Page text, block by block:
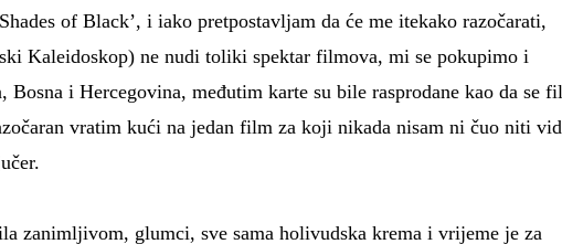
of Black’, i iako pretpostavljam da će me itekako razočarati,
Kaleidoskop) ne nudi toliki spektar filmova, mi se pokupimo i
Bosna i Hercegovina, međutim karte su bile rasprodane kao da se
vratim kući na jedan film za koji nikada nisam ni čuo niti
zanimljivom, glumci, sve sama holivudska krema i vrijeme je za